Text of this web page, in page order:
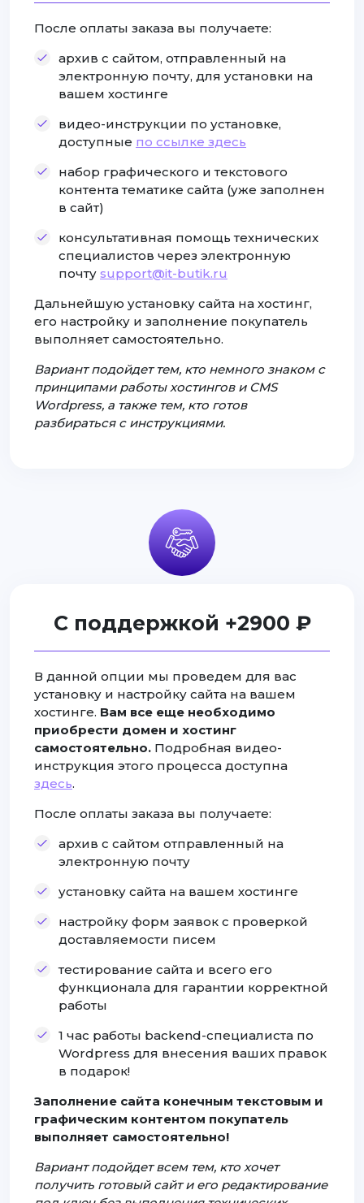
После оплаты заказа вы получаете:
архив с сайтом, отправленный на
электронную почту, для установки на
вашем хостинге
видео-инструкции по установке,
доступные по ссылке здесь
набор графического и текстового
контента тематике сайта (уже заполнен
в сайт)
консультативная помощь технических
специалистов через электронную
почту support@it-butik.ru
Дальнейшую установку сайта на хостинг,
его настройку и заполнение покупатель
выполняет самостоятельно.
Вариант подойдет тем, кто немного знаком с
принципами работы хостингов и CMS
Wordpress, а также тем, кто готов
разбираться с инструкциями.
С поддержкой +2900 ₽
В данной опции мы проведем для вас
установку и настройку сайта на вашем
хостинге. Вам все еще необходимо
приобрести домен и хостинг
самостоятельно. Подробная видео-
инструкция этого процесса доступна
здесь.
После оплаты заказа вы получаете:
архив с сайтом отправленный на
электронную почту
установку сайта на вашем хостинге
настройку форм заявок с проверкой
доставляемости писем
тестирование сайта и всего его
функционала для гарантии корректной
работы
1 час работы backend-специалиста по
Wordpress для внесения ваших правок
в подарок!
Заполнение сайта конечным текстовым и
графическим контентом покупатель
выполняет самостоятельно!
Вариант подойдет всем тем, кто хочет
получить готовый сайт и его редактирование